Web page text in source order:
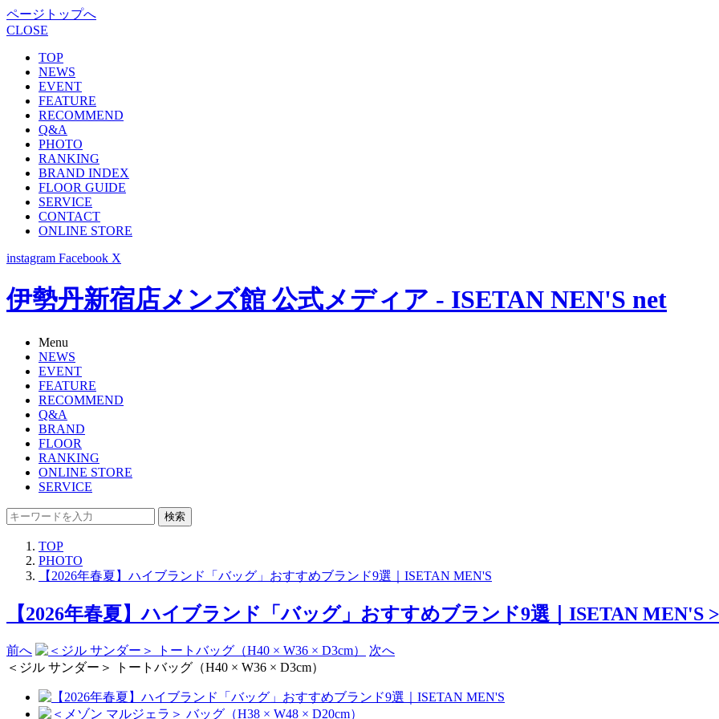
ページトップへ
CLOSE
TOP
NEWS
EVENT
FEATURE
RECOMMEND
Q&A
PHOTO
RANKING
BRAND INDEX
FLOOR GUIDE
SERVICE
CONTACT
ONLINE STORE
instagram Facebook X
伊勢丹新宿店メンズ館 公式メディア - ISETAN NEN'S net
Menu
NEWS
EVENT
FEATURE
RECOMMEND
Q&A
BRAND
FLOOR
RANKING
ONLINE STORE
SERVICE
検索
TOP
PHOTO
【2026年春夏】ハイブランド「バッグ」おすすめブランド9選｜ISETAN MEN'S
【2026年春夏】ハイブランド「バッグ」おすすめブランド9選｜ISETAN MEN'S
前へ
次へ
＜ジル サンダー＞ トートバッグ（H40 × W36 × D3cm）